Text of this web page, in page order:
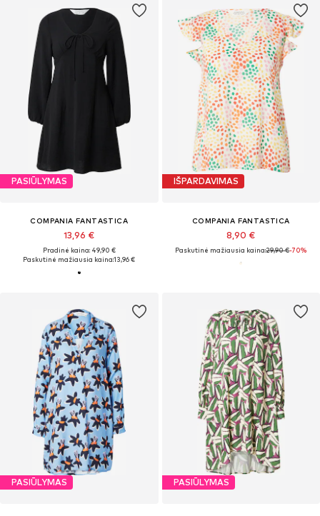
PASIŪLYMAS
COMPANIA FANTASTICA
13,96 €
Pradinė kaina: 49,90 €
Paskutinė mažiausia kaina:13,96 €
IŠPARDAVIMAS
COMPANIA FANTASTICA
8,90 €
Paskutinė mažiausia kaina:29,90 €-70%
PASIŪLYMAS PASIŪLYMAS